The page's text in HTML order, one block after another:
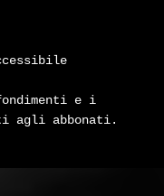
e i
agli abbonati.